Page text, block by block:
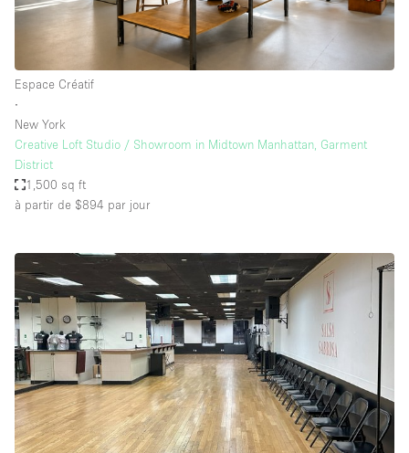
Espace Créatif
∙
New York
Creative Loft Studio / Showroom in Midtown Manhattan, Garment
District
1,500 sq ft
à partir de $894 par jour